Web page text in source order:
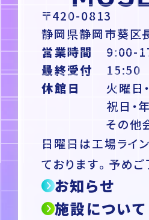
〒420-0813
静岡県静岡市葵区
営業時間
9:00-
最終受付
15:50
休館日
火曜日
祝日・
その他
日曜日は工場ライ
ております。予めご
お知らせ
施設について